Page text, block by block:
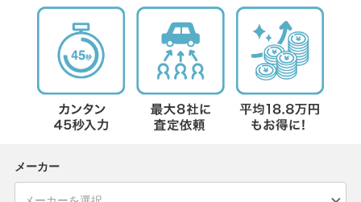
メーカー